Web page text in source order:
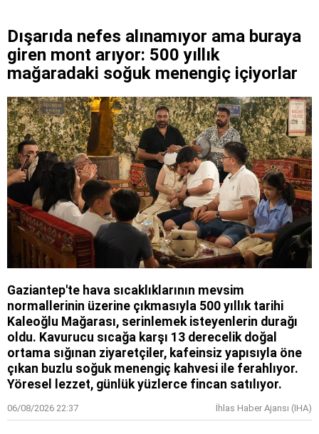
Dışarıda nefes alınamıyor ama buraya
giren mont arıyor: 500 yıllık
mağaradaki soğuk menengiç içiyorlar
Gaziantep'te hava sıcaklıklarının mevsim
normallerinin üzerine çıkmasıyla 500 yıllık tarihi
Kaleoğlu Mağarası, serinlemek isteyenlerin durağı
oldu. Kavurucu sıcağa karşı 13 derecelik doğal
ortama sığınan ziyaretçiler, kafeinsiz yapısıyla öne
çıkan buzlu soğuk menengiç kahvesi ile ferahlıyor.
Yöresel lezzet, günlük yüzlerce fincan satılıyor.
06/08/2026 22:37 İhlas Haber Ajansı (IHA)